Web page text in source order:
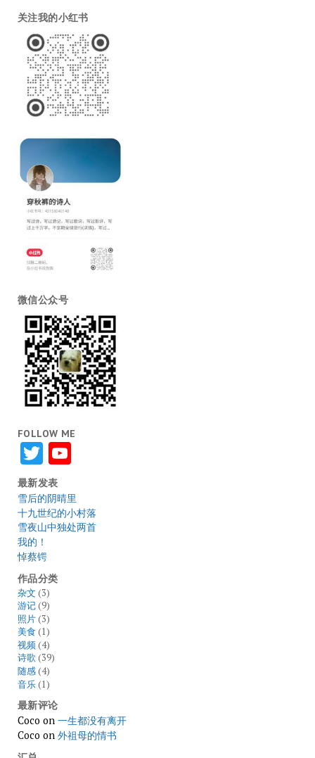
关注我的小红书
微信公众号
FOLLOW ME
TwitterYouTube
最新发表
雪后的阴晴里
十九世纪的小村落
雪夜山中独处两首
我的！
悼蔡锷
作品分类
杂文 (3)
游记(9)
照片(3)
美食 (1)
视频(4)
诗歌(39)
随感(4)
音乐(1)
最新评论
Coco on 一生都没有离开
Coco on 外祖母的情书